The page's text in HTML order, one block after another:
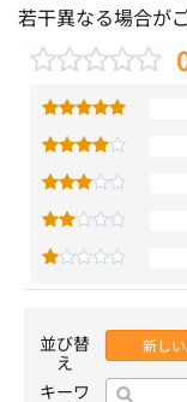
若干異なる場合が
並び替
え
新し
キーワ